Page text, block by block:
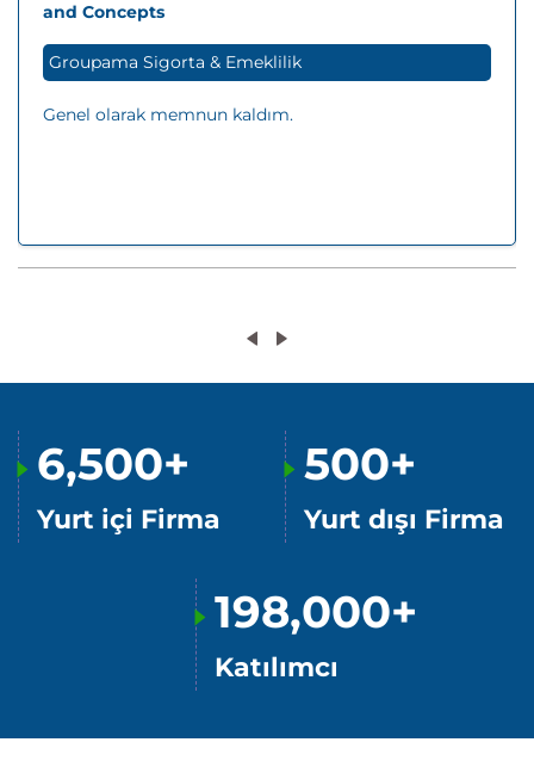
and Concepts
Groupama Sigorta & Emeklilik
Genel olarak memnun kaldım.
6,500+
Yurt içi Firma
500+
Yurt dışı Firma
198,000+
Katılımcı